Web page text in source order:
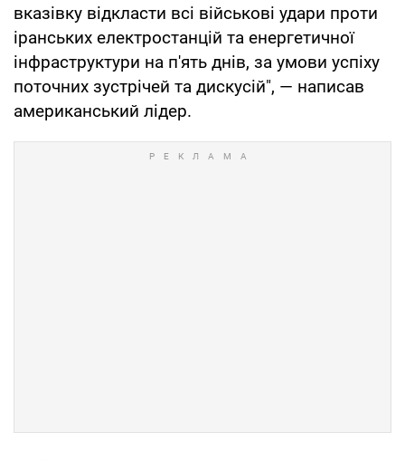
вказівку відкласти всі військові удари проти
іранських електростанцій та енергетичної
інфраструктури на п'ять днів, за умови успіху
поточних зустрічей та дискусій", — написав
американський лідер.